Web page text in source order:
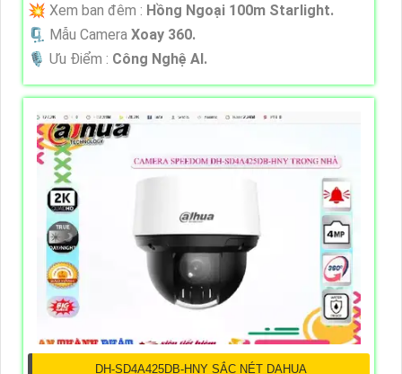
💥 Xem ban đêm : Hồng Ngoại 100m Starlight.
🗜️ Mẫu Camera Xoay 360.
️🎙 Ưu Điểm : Công Nghệ AI.
DH-SD4A425DB-HNY SẮC NÉT DAHUA